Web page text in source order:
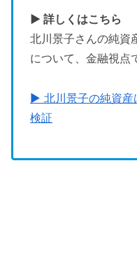
▶ 詳しくはこちら
北川景子さんの純資
について、金融視点
▶ 北川景子の純資産
検証